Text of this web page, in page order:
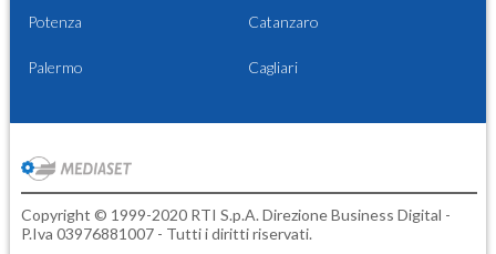
Potenza Catanzaro
Palermo Cagliari
Copyright © 1999-2020 RTI S.p.A. Direzione Business Digital -
P.Iva 03976881007 - Tutti i diritti riservati.